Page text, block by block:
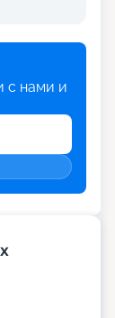
2026 -
с нами и